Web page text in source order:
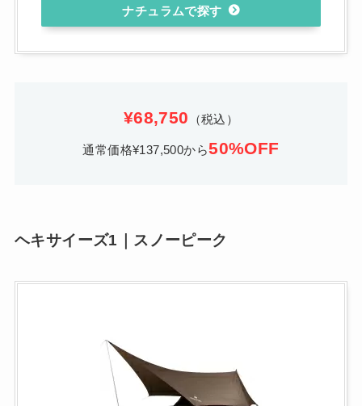
ナチュラム
¥68,750 （税込）
通常価格¥137,500から50%OFF
ヘキサイーズ1｜スノーピーク